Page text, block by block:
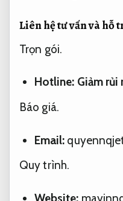
Liên hệ tư vấn và hỗ
Trọn gói.
Hotline: Giảm rủi
Báo giá.
Email:
Quy trình.
Website: